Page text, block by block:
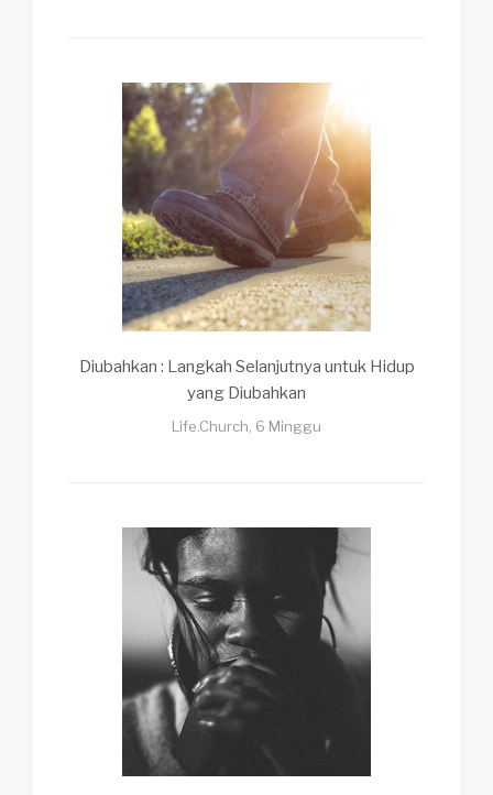
Diubahkan : Langkah Selanjutnya untuk Hidup
yang Diubahkan
Life.Church, 6 Minggu